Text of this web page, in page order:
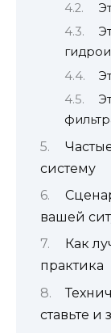
систему
вашей
Как
практика
ставьте и